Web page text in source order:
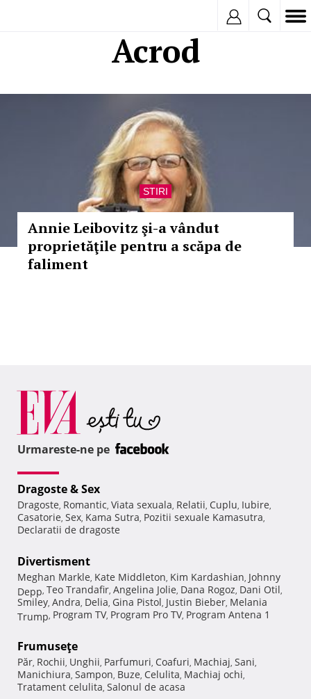
Acrod
STIRI
Annie Leibovitz şi-a vândut
proprietăţile pentru a scăpa de
faliment
Urmareste-ne pe
Dragoste & Sex
Dragoste, Romantic, Viata sexuala, Relatii, Cuplu, Iubire,
Casatorie, Sex, Kama Sutra, Pozitii sexuale Kamasutra,
Declaratii de dragoste
Divertisment
Meghan Markle, Kate Middleton, Kim Kardashian, Johnny
Depp, Teo Trandafir, Angelina Jolie, Dana Rogoz, Dani Otil,
Smiley, Andra, Delia, Gina Pistol, Justin Bieber, Melania
Trump, Program TV, Program Pro TV, Program Antena 1
Frumuseţe
Păr, Rochii, Unghii, Parfumuri, Coafuri, Machiaj, Sani,
Manichiura, Sampon, Buze, Celulita, Machiaj ochi,
Tratament celulita, Salonul de acasa